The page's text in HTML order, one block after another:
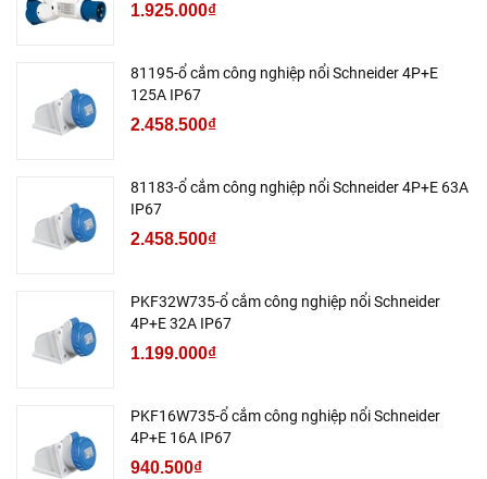
1.925.000₫
81195-ổ cắm công nghiệp nổi Schneider 4P+E
125A IP67
2.458.500₫
81183-ổ cắm công nghiệp nổi Schneider 4P+E 63A
IP67
2.458.500₫
PKF32W735-ổ cắm công nghiệp nổi Schneider
4P+E 32A IP67
1.199.000₫
PKF16W735-ổ cắm công nghiệp nổi Schneider
4P+E 16A IP67
940.500₫